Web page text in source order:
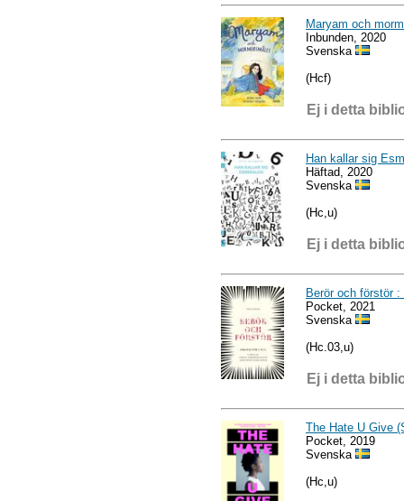
Maryam och
Inbunden, 2020
Svenska
(Hcf)
Ej i detta
Han kallar sig
Häftad, 2020
Svenska
(Hc,u)
Ej i detta
Berör och förstör
Pocket, 2021
Svenska
(Hc.03,u)
Ej i detta
The Hate U Give
Pocket, 2019
Svenska
(Hc,u)